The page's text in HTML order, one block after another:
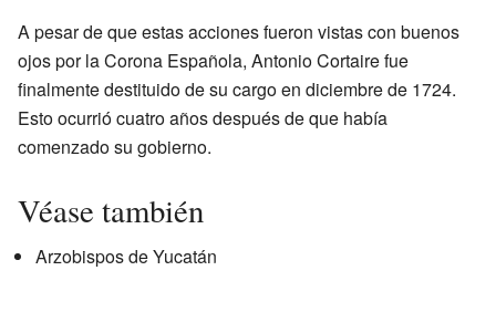
A pesar de que estas acciones fueron vistas con buenos
ojos por la Corona Española, Antonio Cortaire fue
finalmente destituido de su cargo en diciembre de 1724.
Esto ocurrió cuatro años después de que había
comenzado su gobierno.
Véase también
Arzobispos de Yucatán